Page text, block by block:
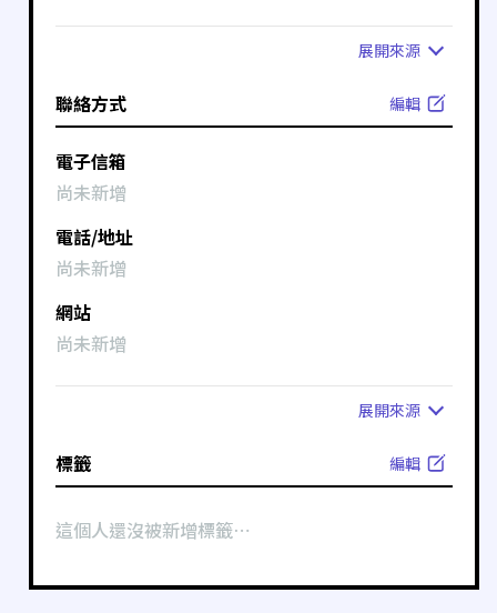
展開來源
聯絡方式 編輯
電子信箱
尚未新增
電話/地址
尚未新增
網站
尚未新增
展開來源
標籤 編輯
這個人還沒被新增標籤⋯